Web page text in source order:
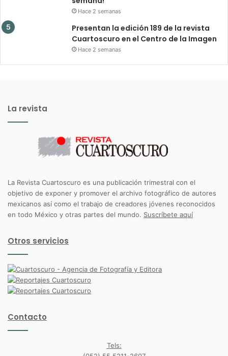
Hace 2 semanas
Presentan la edición 189 de la revista
Cuartoscuro en el Centro de la Imagen
Hace 2 semanas
La revista
La Revista Cuartoscuro es una publicación trimestral con el
objetivo de exponer y promover el archivo fotográfico de autores
mexicanos así como el trabajo de creadores jóvenes reconocidos
en todo México y otras partes del mundo. Suscríbete aquí
Otros servicios
Contacto
Tels: